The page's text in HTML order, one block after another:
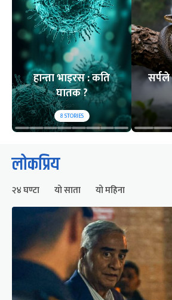
हान्ता भाइरस : कति
घातक ?
8STORIES
लोकप्रिय
२४ घण्टा यो साता यो महिना